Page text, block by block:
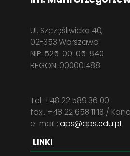
Ul. Szczęśliwicka 40,
02-353 Warszawa
NIP: 525-00-05-840
REGON: 000001488
Tel. +48 22 589 36 00
fax . +48 22 658 11 18 /
e-mail : aps@aps.edu.pl
LINKI